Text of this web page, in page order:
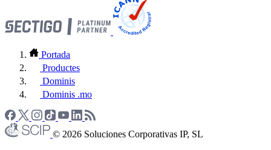
Portada
Productes
Dominis
Dominis .mo
© 2026 Soluciones Corporativas IP, SL